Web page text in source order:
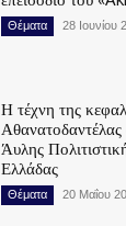
Θέματα 28 Ιουνίου
Η τέχνη της
Αθανατοδαντέλας
Άυλης
Ελλάδας
Θέματα 20 Μαΐου